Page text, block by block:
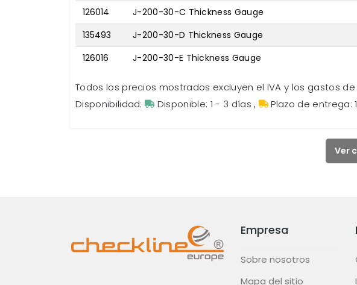
126014 J-200-30-C Thickness Gauge
135493 J-200-30-D Thickness Gauge
126016 J-200-30-E Thickness Gauge
Todos los precios mostrados excluyen el IVA y los gastos de
Disponibilidad:
Disponible: 1 - 3 días , Plazo de entrega:
Ver
Empresa
Sobre nosotros
Mapa del sitio